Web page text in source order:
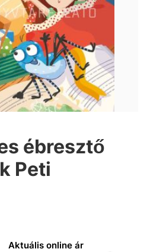
ébresztő
Peti
Aktuális online ár